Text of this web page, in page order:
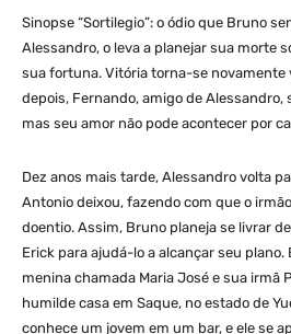
Sinopse “Sortilegio”: o ódio que Bruno
Alessandro, o leva a planejar sua morte
sua fortuna. Vitória torna-se novamente
depois, Fernando, amigo de Alessandro,
mas seu amor não pode acontecer por
Dez anos mais tarde, Alessandro volta
Antonio deixou, fazendo com que o
doentio. Assim, Bruno planeja se livrar
Erick para ajudá-lo a alcançar seu
menina chamada Maria José e sua irmã
humilde casa em Saque, no estado de
conhece um jovem em um bar, e ele se